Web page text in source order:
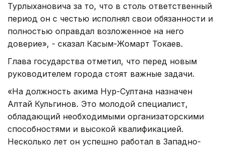
Турлыхановича за то, что в столь ответственный
период он с честью исполнял свои обязанности и
полностью оправдал возложенное на него
доверие», - сказал Касым-Жомарт Токаев.
Глава государства отметил, что перед новым
руководителем города стоят важные задачи.
«На должность акима Нур-Султана назначен
Алтай Кульгинов. Это молодой специалист,
обладающий необходимыми организаторскими
способностями и высокой квалификацией.
Несколько лет он успешно работал в Западно-